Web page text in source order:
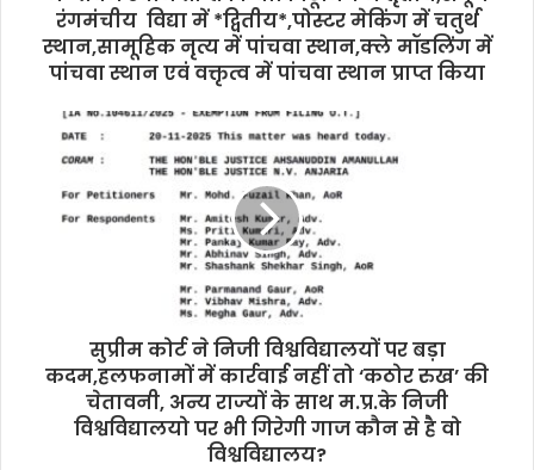
रंगमंचीय विद्या में *द्वितीय*,पोस्टर मेकिंग में चतुर्थ
स्थान,सामूहिक नृत्य में पांचवा स्थान,क्ले मॉडलिंग में
पांचवा स्थान एवं वक्तृत्व में पांचवा स्थान प्राप्त किया
सुप्रीम कोर्ट ने निजी विश्वविद्यालयों पर बड़ा
कदम,हलफनामों में कार्रवाई नहीं तो ‘कठोर रुख’ की
चेतावनी, अन्य राज्यों के साथ म.प्र.के निजी
विश्वविद्यालयो पर भी गिरेगी गाज कौन से है वो
विश्वविद्यालय?